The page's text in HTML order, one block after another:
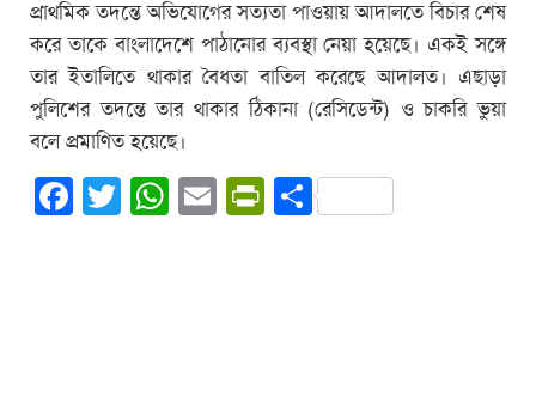
প্রাথমিক তদন্তে অভিযোগের সত্যতা পাওয়ায় আদালতে বিচার শেষ
করে তাকে বাংলাদেশে পাঠানোর ব্যবস্থা নেয়া হয়েছে। একই সঙ্গে
তার ইতালিতে থাকার বৈধতা বাতিল করেছে আদালত। এছাড়া
পুলিশের তদন্তে তার থাকার ঠিকানা (রেসিডেন্ট) ও চাকরি ভুয়া
বলে প্রমাণিত হয়েছে।
Facebook
Twitter
WhatsApp
EmailPrintFriendly
Share